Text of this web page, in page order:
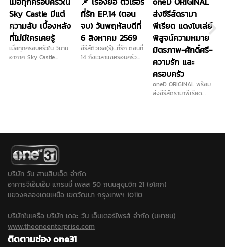
Sky Castle มีแต่
ความลับ เบื้องหลัง
ที่ไม่มีใครเคยรู้
เมื่อทุกครอบครัวใน วิมาน
อากาศ Sky Castle
ที่รัก EP.14 (ตอน
จบ) วันพฤหัสบดีที่
6 สิงหาคม 2569
ซีรีส์ติวเธอ(ร์)...ที่รัก ตอนที่
14 ถึงเวลาแฉครอบครัว
ส่งซีรีส์ดรามา
พีเรียด แดงไบเล่ย์
พิสูจน์ความหมาย
มิตรภาพ-ศักดิ์ศรี-
ความรัก และ
ครอบครัว
oneD ORIGINAL พร้อม
ส่งซีรีส์ดรามาพีเรียด
บริษัท วัน สามสิบเอ็ด จำกัด
อาคารจีเอ็มเอ็ม แกรมมี่ เพลส 50 ถนนสุขุมวิท 21 (อโศก)
แขวงคลองเตยเหนือ เขตวัฒนา กรุงเทพฯ 10110
บริษัทในเครือ บริษัท เดอะ วัน เอ็นเตอร์ไพรส์ จำกัด (มหาชน)
www.theoneenterprise.com
ติดตามช่อง one31